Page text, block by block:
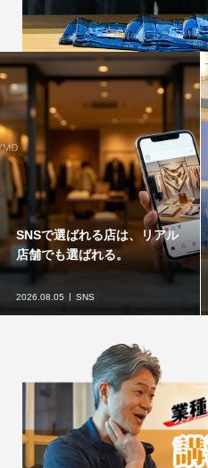
SNSで選ばれる店は、リアル
店舗でも選ばれる。
2026.08.05 SNS